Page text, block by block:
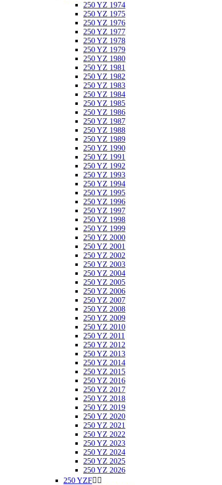
250 YZ 1974
250 YZ 1975
250 YZ 1976
250 YZ 1977
250 YZ 1978
250 YZ 1979
250 YZ 1980
250 YZ 1981
250 YZ 1982
250 YZ 1983
250 YZ 1984
250 YZ 1985
250 YZ 1986
250 YZ 1987
250 YZ 1988
250 YZ 1989
250 YZ 1990
250 YZ 1991
250 YZ 1992
250 YZ 1993
250 YZ 1994
250 YZ 1995
250 YZ 1996
250 YZ 1997
250 YZ 1998
250 YZ 1999
250 YZ 2000
250 YZ 2001
250 YZ 2002
250 YZ 2003
250 YZ 2004
250 YZ 2005
250 YZ 2006
250 YZ 2007
250 YZ 2008
250 YZ 2009
250 YZ 2010
250 YZ 2011
250 YZ 2012
250 YZ 2013
250 YZ 2014
250 YZ 2015
250 YZ 2016
250 YZ 2017
250 YZ 2018
250 YZ 2019
250 YZ 2020
250 YZ 2021
250 YZ 2022
250 YZ 2023
250 YZ 2024
250 YZ 2025
250 YZ 2026
250 YZF 